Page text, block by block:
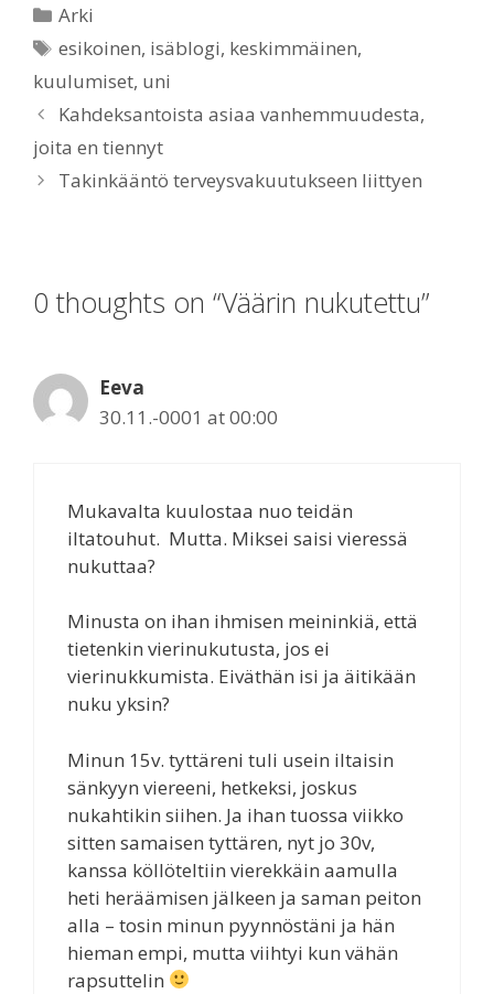
Categories
Arki
Tags
esikoinen, isäblogi, keskimmäinen,
kuulumiset, uni
Kahdeksantoista asiaa vanhemmuudesta,
joita en tiennyt
Takinkääntö terveysvakuutukseen liittyen
0 thoughts on “Väärin nukutettu”
Eeva
30.11.-0001 at 00:00
Mukavalta kuulostaa nuo teidän
iltatouhut. Mutta. Miksei saisi vieressä
nukuttaa?
Minusta on ihan ihmisen meininkiä, että
tietenkin vierinukutusta, jos ei
vierinukkumista. Eiväthän isi ja äitikään
nuku yksin?
Minun 15v. tyttäreni tuli usein iltaisin
sänkyyn viereeni, hetkeksi, joskus
nukahtikin siihen. Ja ihan tuossa viikko
sitten samaisen tyttären, nyt jo 30v,
kanssa köllöteltiin vierekkäin aamulla
heti heräämisen jälkeen ja saman peiton
alla – tosin minun pyynnöstäni ja hän
hieman empi, mutta viihtyi kun vähän
rapsuttelin